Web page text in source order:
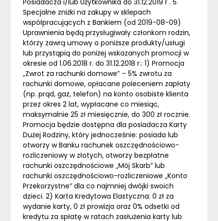
Posiadacza i/lub Użytkownika do 31.12.2019 r . 5.
Specjalne zniżki na zakupy w sklepach
współpracujących z Bankiem (od 2019-08-09)
Uprawnienia będą przysługiwały członkom rodzin,
którzy zawrą umowy o poniższe produkty/usługi
lub przystąpią do poniżej wskazanych promocji w
okresie od 1.06.2018 r. do 31.12.2018 r.: 1) Promocja
„Zwrot za rachunki domowe” – 5% zwrotu za
rachunki domowe, opłacane poleceniem zapłaty
(np. prąd, gaz, telefon) na konto osobiste klienta
przez okres 2 lat, wypłacane co miesiąc,
maksymalnie 25 zł miesięcznie, do 300 zł rocznie.
Promocja będzie dostępna dla posiadacza Karty
Dużej Rodziny, który jednocześnie: posiada lub
otworzy w Banku rachunek oszczędnościowo-
rozliczeniowy w złotych, otworzy bezpłatne
rachunki oszczędnościowe „Mój Skarb” lub
rachunki oszczędnościowo-rozliczeniowe „Konto
Przekorzystne” dla co najmniej dwójki swoich
dzieci. 2) Karta Kredytowa Elastyczna: 0 zł za
wydanie karty, 0 zł prowizja oraz 0% odsetki od
kredytu za spłatę w ratach zasłużenia karty lub